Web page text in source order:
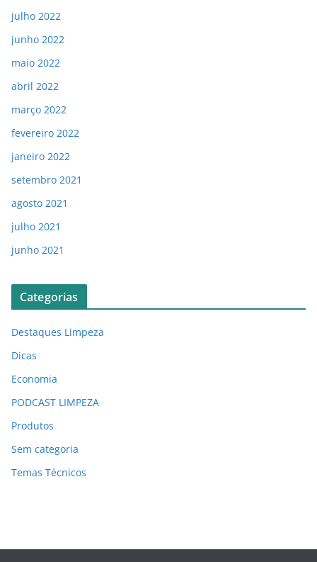
julho 2022
junho 2022
maio 2022
abril 2022
março 2022
fevereiro 2022
janeiro 2022
setembro 2021
agosto 2021
julho 2021
junho 2021
Categorias
Destaques Limpeza
Dicas
Economia
PODCAST LIMPEZA
Produtos
Sem categoria
Temas Técnicos